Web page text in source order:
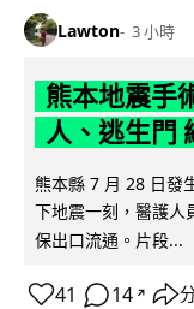
Lawton 3 小時
熊本地震手
人、逃生門
熊本縣 7 月 28 日發
下地震一刻，醫護人
保出口流通。片段...
41 14 ↗